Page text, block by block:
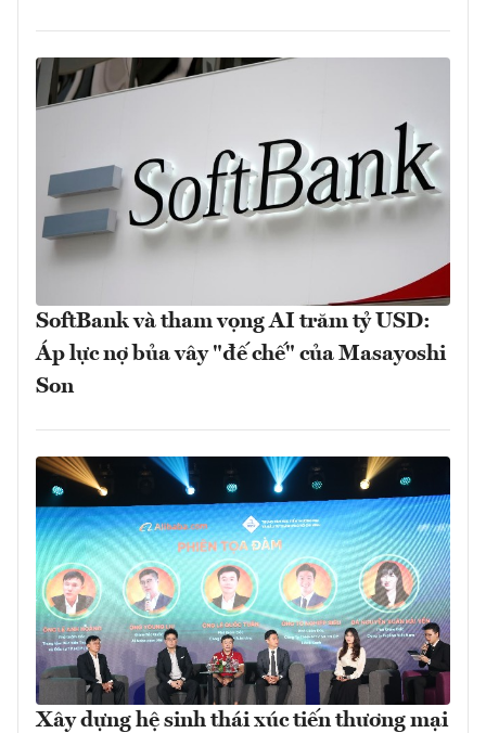
SoftBank và tham vọng AI trăm tỷ USD:
Áp lực nợ bủa vây "đế chế" của Masayoshi
Son
Xây dựng hệ sinh thái xúc tiến thương mại